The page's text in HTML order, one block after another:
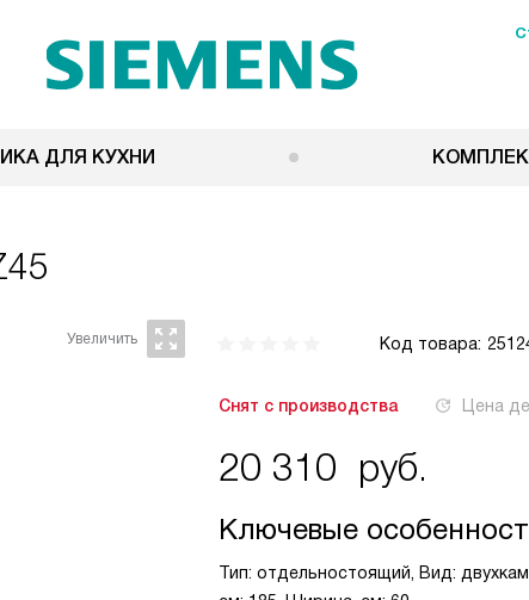
ДЛЯ КУХНИ
Код товара:
Снят с производства Цена
20 310 руб.
Ключевые
Тип: отдельностоящий, Вид: